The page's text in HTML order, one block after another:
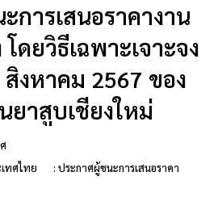
การเสนอราคางาน
ดยวิธีเฉพาะเจาะจง
สิงหาคม 2567 ของ
ยาสูบเชียงใหม่
ทศไทย
: ประกาศผู้ชนะการเสนอราคา